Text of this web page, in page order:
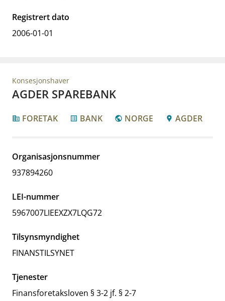
Registrert dato
2006-01-01
Konsesjonshaver
AGDER SPAREBANK
corporate_fare FORETAK list_alt BANK public NORGE location_pin AGDER
Organisasjonsnummer
937894260
LEI-nummer
5967007LIEEXZX7LQG72
Tilsynsmyndighet
FINANSTILSYNET
Tjenester
Finansforetaksloven § 3-2 jf. § 2-7